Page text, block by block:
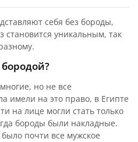
себя без бороды,
становится уникальным, так
но не все
имели на это право, в Египте
на лице могли стать только
бороды были накладные.
почти все мужское